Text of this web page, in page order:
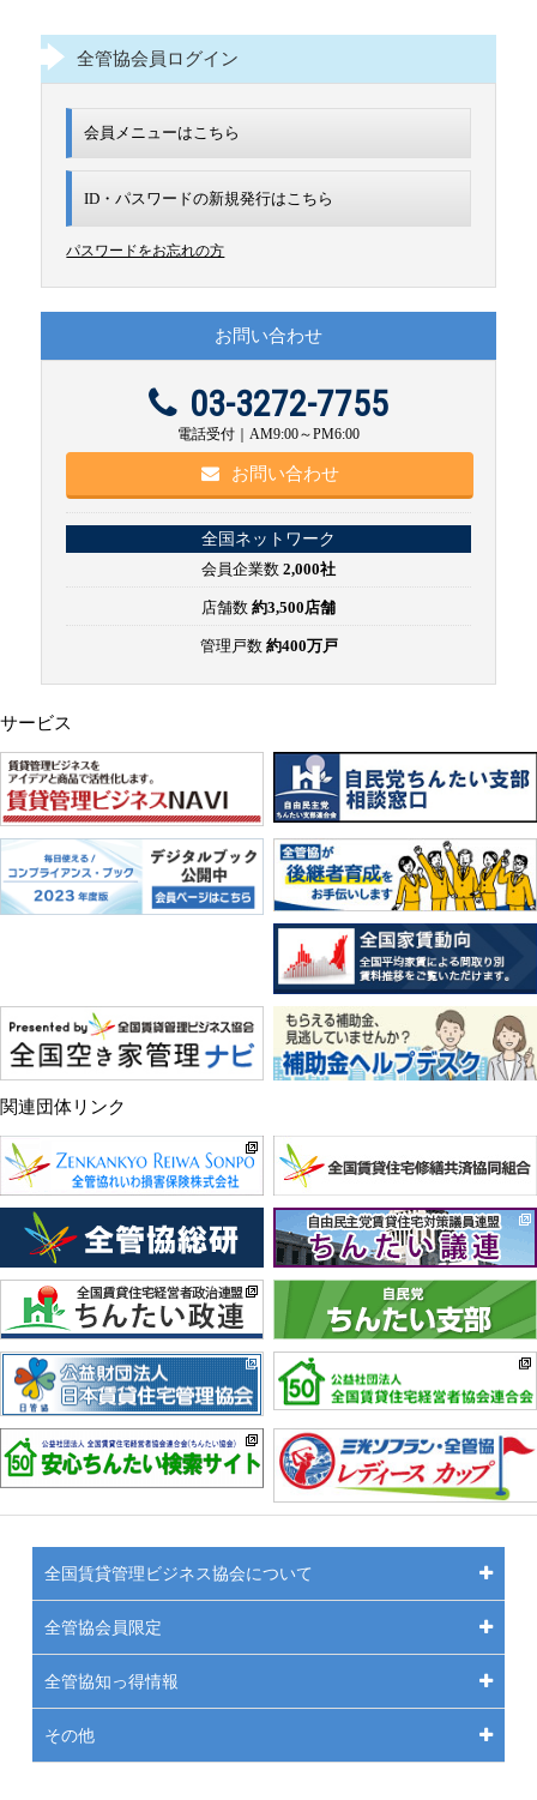
全管協会員ログイン
会員メニューはこちら
ID・パスワードの新規発行はこちら
パスワードをお忘れの方
お問い合わせ
03-3272-7755
電話受付｜AM9:00～PM6:00
お問い合わせ
全国ネットワーク
会員企業数 2,000社
店舗数 約3,500店舗
管理戸数 約400万戸
サービス
関連団体リンク
全国賃貸管理ビジネス協会について
全管協会員限定
全管協知っ得情報
その他